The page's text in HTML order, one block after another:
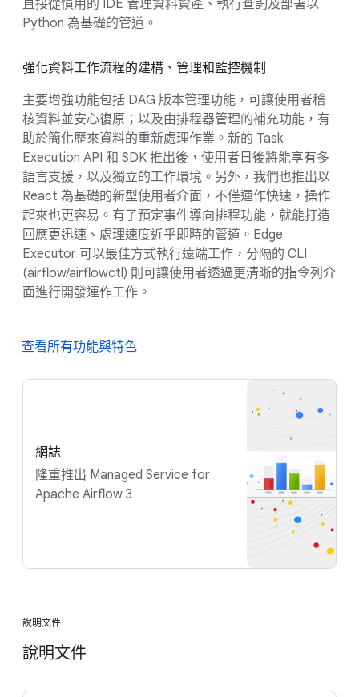
直接從慣用的 IDE 管理資料資產、執行查詢及部署以
Python 為基礎的管道。
強化資料工作流程的建構、管理和監控機制
主要增強功能包括 DAG 版本管理功能，可讓使用者稽
核資料並安心復原；以及由排程器管理的補充功能，有
助於簡化歷來資料的重新處理作業。新的 Task
Execution API 和 SDK 推出後，使用者日後將能享有多
語言支援，以及獨立的工作環境。另外，我們也推出以
React 為基礎的新型使用者介面，不僅運作快速，操作
起來也更容易。有了預定事件導向排程功能，就能打造
回應更迅速、處理速度近乎即時的管道。Edge
Executor 可以最佳方式執行遠端工作，分隔的 CLI
(airflow/airflowctl) 則可讓使用者透過更清晰的指令列介
面進行開發運作工作。
查看所有功能與特色
網誌
隆重推出 Managed Service for
Apache Airflow 3
說明文件
說明文件